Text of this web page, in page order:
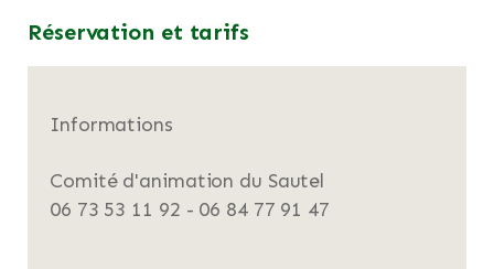
Réservation et tarifs
Informations
Comité d'animation du Sautel
06 73 53 11 92 - 06 84 77 91 47